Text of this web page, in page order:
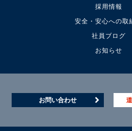
採用情報
安全・安心への取
社員ブログ
お知らせ
お問い合わせ